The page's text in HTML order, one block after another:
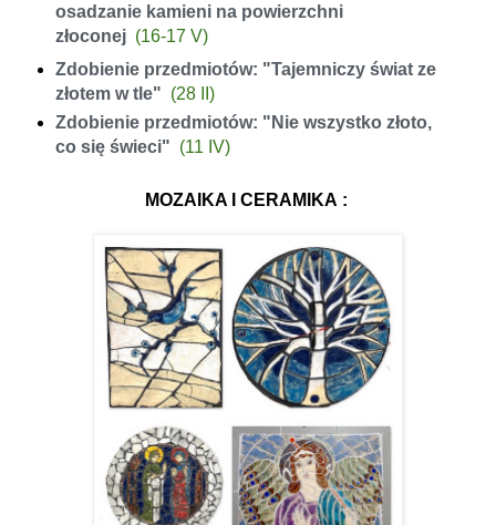
osadzanie kamieni na powierzchni
złoconej (16-17 V)
Zdobienie przedmiotów: "Tajemniczy świat ze
złotem w tle" (28 II)
Zdobienie przedmiotów: "Nie wszystko złoto,
co się świeci" (11 IV)
MOZAIKA I CERAMIKA :